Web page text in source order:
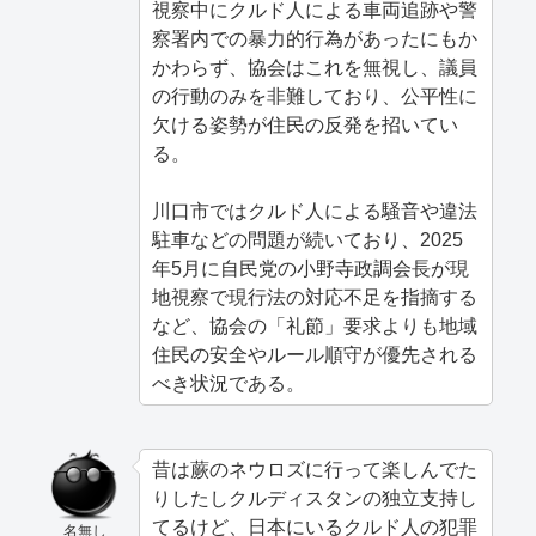
視察中にクルド人による車両追跡や警
察署内での暴力的行為があったにもか
かわらず、協会はこれを無視し、議員
の行動のみを非難しており、公平性に
欠ける姿勢が住民の反発を招いてい
る。
川口市ではクルド人による騒音や違法
駐車などの問題が続いており、2025
年5月に自民党の小野寺政調会長が現
地視察で現行法の対応不足を指摘する
など、協会の「礼節」要求よりも地域
住民の安全やルール順守が優先される
べき状況である。
名無し
昔は蕨のネウロズに行って楽しんでた
りしたしクルディスタンの独立支持し
てるけど、日本にいるクルド人の犯罪